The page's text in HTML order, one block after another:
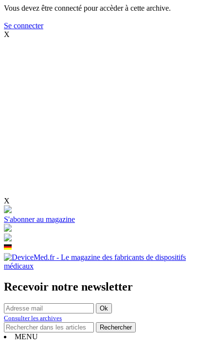
Vous devez être connecté pour accèder à cette archive.
Se connecter
X
X
S'abonner au magazine
Recevoir notre newsletter
Consulter les archives
MENU